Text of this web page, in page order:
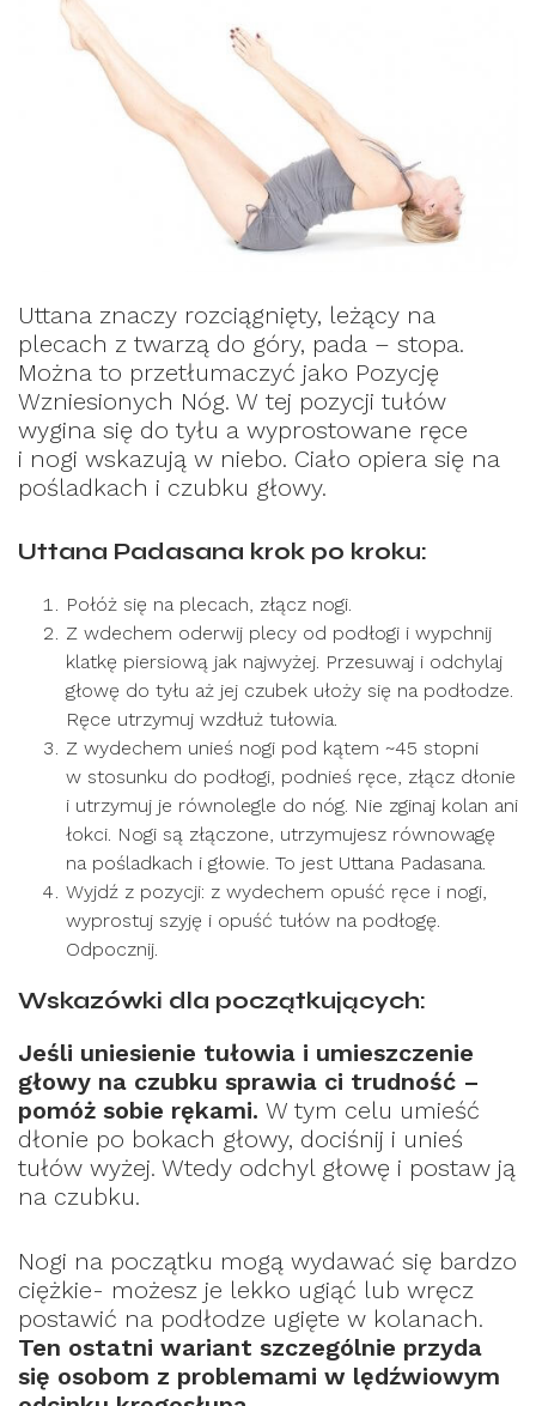
Uttana znaczy rozciągnięty, leżący na
plecach z twarzą do góry, pada – stopa.
Można to przetłumaczyć jako Pozycję
Wzniesionych Nóg. W tej pozycji tułów
wygina się do tyłu a wyprostowane ręce
i nogi wskazują w niebo. Ciało opiera się na
pośladkach i czubku głowy.
Uttana Padasana krok po kroku:
Połóż się na plecach, złącz nogi.
Z wdechem oderwij plecy od podłogi i wypchnij
klatkę piersiową jak najwyżej. Przesuwaj i odchylaj
głowę do tyłu aż jej czubek ułoży się na podłodze.
Ręce utrzymuj wzdłuż tułowia.
Z wydechem unieś nogi pod kątem ~45 stopni
w stosunku do podłogi, podnieś ręce, złącz dłonie
i utrzymuj je równolegle do nóg. Nie zginaj kolan ani
łokci. Nogi są złączone, utrzymujesz równowagę
na pośladkach i głowie. To jest Uttana Padasana.
Wyjdź z pozycji: z wydechem opuść ręce i nogi,
wyprostuj szyję i opuść tułów na podłogę.
Odpocznij.
Wskazówki dla początkujących:
Jeśli uniesienie tułowia i umieszczenie
głowy na czubku sprawia ci trudność –
pomóż sobie rękami. W tym celu umieść
dłonie po bokach głowy, dociśnij i unieś
tułów wyżej. Wtedy odchyl głowę i postaw ją
na czubku.
Nogi na początku mogą wydawać się bardzo
ciężkie- możesz je lekko ugiąć lub wręcz
postawić na podłodze ugięte w kolanach.
Ten ostatni wariant szczególnie przyda
się osobom z problemami w lędźwiowym